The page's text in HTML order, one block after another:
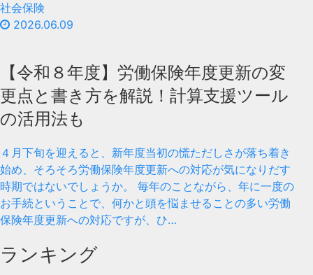
社会保険
2026.06.09
【令和８年度】労働保険年度更新の変
更点と書き方を解説！計算支援ツール
の活用法も
４月下旬を迎えると、新年度当初の慌ただしさが落ち着き
始め、そろそろ労働保険年度更新への対応が気になりだす
時期ではないでしょうか。 毎年のことながら、年に一度の
お手続ということで、何かと頭を悩ませることの多い労働
保険年度更新への対応ですが、ひ…
ランキング